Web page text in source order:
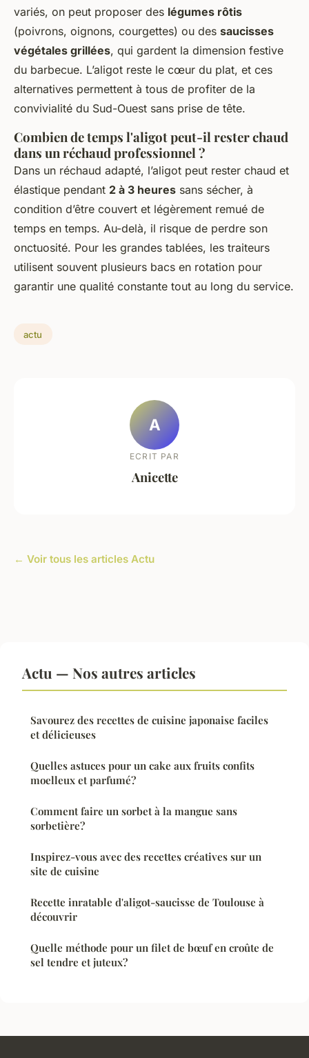
variés, on peut proposer des légumes rôtis
(poivrons, oignons, courgettes) ou des saucisses
végétales grillées, qui gardent la dimension festive
du barbecue. L’aligot reste le cœur du plat, et ces
alternatives permettent à tous de profiter de la
convivialité du Sud-Ouest sans prise de tête.
Combien de temps l'aligot peut-il rester chaud
dans un réchaud professionnel ?
Dans un réchaud adapté, l’aligot peut rester chaud et
élastique pendant 2 à 3 heures sans sécher, à
condition d’être couvert et légèrement remué de
temps en temps. Au-delà, il risque de perdre son
onctuosité. Pour les grandes tablées, les traiteurs
utilisent souvent plusieurs bacs en rotation pour
garantir une qualité constante tout au long du service.
actu
A
ECRIT PAR
Anicette
← Voir tous les articles Actu
Actu — Nos autres articles
Savourez des recettes de cuisine japonaise faciles
et délicieuses
Quelles astuces pour un cake aux fruits confits
moelleux et parfumé?
Comment faire un sorbet à la mangue sans
sorbetière?
Inspirez-vous avec des recettes créatives sur un
site de cuisine
Recette inratable d'aligot-saucisse de Toulouse à
découvrir
Quelle méthode pour un filet de bœuf en croûte de
sel tendre et juteux?